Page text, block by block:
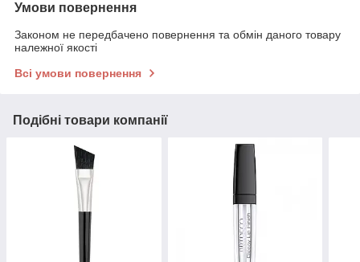
Умови повернення
Законом не передбачено повернення та обмін даного товару
належної якості
Всі умови повернення
Подібні товари компанії